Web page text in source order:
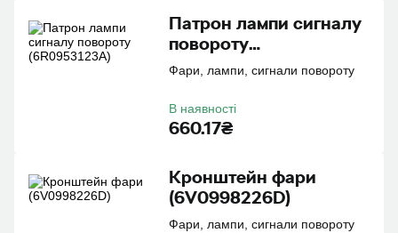
Патрон лампи сигналу
повороту
(6R0953123A)
Фари, лампи, сигнали повороту
660.17₴
В наявності
Кронштейн фари
(6V0998226D)
Фари, лампи, сигнали повороту